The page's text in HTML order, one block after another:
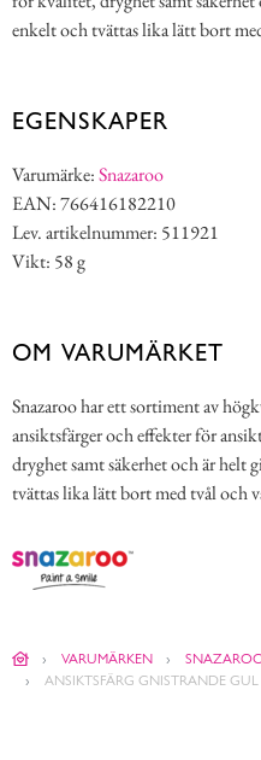
enkelt och tvättas lika lätt bort
EGENSKAPER
Varumärke:Snazaroo
EAN: 766416182210
Lev. artikelnummer: 511921
Vikt: 58 g
OM VARUMÄRKET
Snazaroo har ett sortiment av
ansiktsfärger och effekter för
dryghet samt säkerhet och är helt
tvättas lika lätt bort med tvål och
VARUMÄRKEN
ANSIKTSFÄRG GNISTRANDE